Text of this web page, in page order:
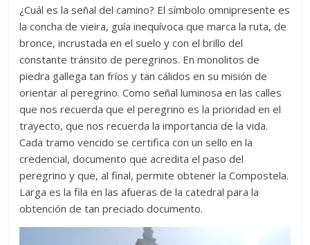
¿Cuál es la señal del camino? El símbolo omnipresente es
la concha de vieira, guía inequívoca que marca la ruta, de
bronce, incrustada en el suelo y con el brillo del
constante tránsito de peregrinos. En monolitos de
piedra gallega tan fríos y tan cálidos en su misión de
orientar al peregrino. Como señal luminosa en las calles
que nos recuerda que el peregrino es la prioridad en el
trayecto, que nos recuerda la importancia de la vida.
Cada tramo vencido se certifica con un sello en la
credencial, documento que acredita el paso del
peregrino y que, al final, permite obtener la Compostela.
Larga es la fila en las afueras de la catedral para la
obtención de tan preciado documento.